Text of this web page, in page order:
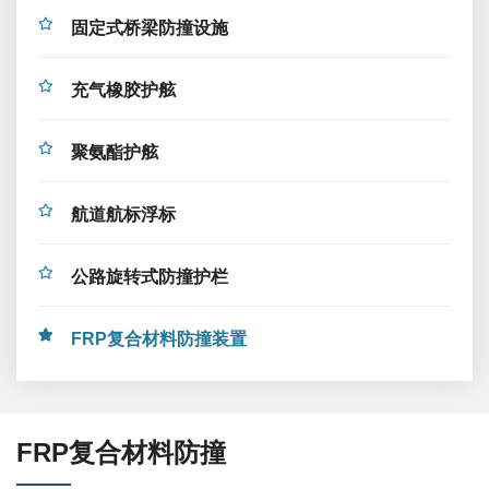
固定式桥梁防撞设施
充气橡胶护舷
聚氨酯护舷
航道航标浮标
公路旋转式防撞护栏
FRP复合材料防撞装置
FRP复合材料防撞